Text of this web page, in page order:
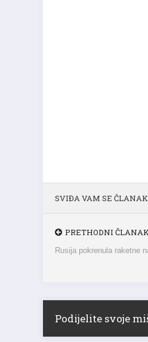
SVIĐA VAM SE
PRETHODNI ČLANAK
Rusija pokrenula raketne
Podijelite svoje